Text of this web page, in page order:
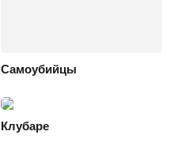
Самоубийцы
Клубаре